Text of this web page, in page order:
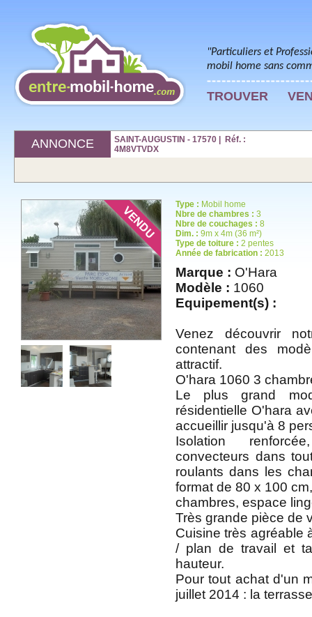
"Particuliers et
mobil home sans
TROUVER
ANNONCE
SAINT-AUGUSTIN - 17570 | Réf. :
4M8VTVDX
Type : Mobil home
Nbre de chambres : 3
Nbre de couchages : 8
Dim. : 9m x 4m (36 m²)
Type de toiture : 2 pentes
Année de fabrication : 2013
Marque : O'Hara
Modèle : 1060
Equipement(s) :
Venez découvrir
contenant des
attractif.
O'hara 1060 3
Le plus grand
résidentielle O'hara
accueillir jusqu'à 8
Isolation
convecteurs dans
roulants dans les
format de 80 x 100
chambres, espace
Très grande pièce de
Cuisine très agréable
/ plan de travail et
hauteur.
Pour tout achat d'un
juillet 2014 : la